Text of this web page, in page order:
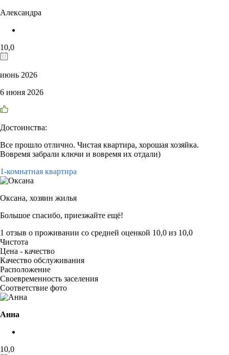
Александра
10,0
июнь 2026
6 июня 2026
Достоинства:
Все прошло отлично. Чистая квартира, хорошая хозяйка.
Вовремя забрали ключи и вовремя их отдали)
1-комнатная квартира
Оксана, хозяин жилья
Большое спасибо, приезжайте ещё!
1 отзыв о проживании со средней оценкой 10,0 из 10,0
Чистота
Цена - качество
Качество обслуживания
Расположение
Своевременность заселения
Соответствие фото
Анна
10,0